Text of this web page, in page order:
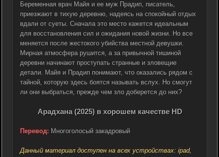
Беременная врач Майя и ее муж Прадип, писатель,
приезжают в тихую деревню, надеясь на спокойный отдых
вдали от суеты. Сначала это место кажется идеальным
для восстановления сил и ожидания новой жизни. Но все
меняется после жестокого убийства местной девушки.
Мирная атмосфера рушится, а за привычной тишиной
деревни начинают проступать странные и зловещие
детали. Майя и Прадип понимают, что оказались рядом с
тайной, которую здесь боятся называть вслух. Но смогут
ли они выбраться, прежде чем зло доберется до них?
Арадхана (2025) в хорошем качестве HD
Перевод: Многоголосый закадровый
Данный материал доступен на всех устройствах: ipad,